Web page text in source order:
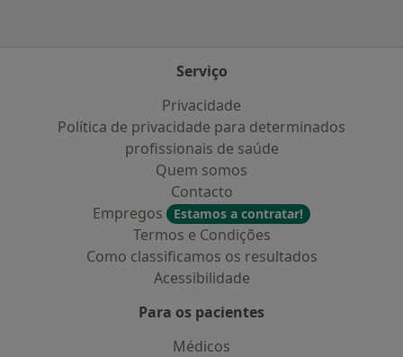
Serviço
Privacidade
Política de privacidade para determinados
profissionais de saúde
Quem somos
Contacto
Empregos
Estamos a contratar!
Termos e Condições
Como classificamos os resultados
Acessibilidade
Para os pacientes
Médicos